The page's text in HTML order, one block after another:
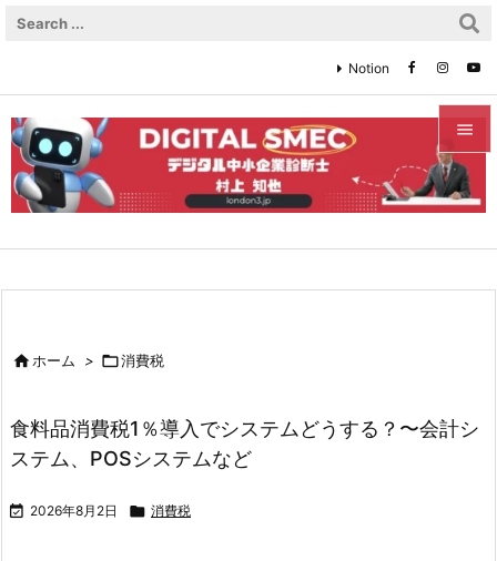


メニュ

検索
Notion
ホーム > 消費税
食料品消費税1％導入でシステムどうする？〜会計シ
ステム、POSシステムなど
 2026年8月2日  消費税